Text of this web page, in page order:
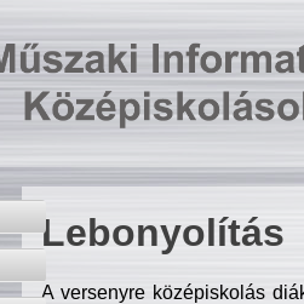
Lebonyolítás
A versenyre középiskolás